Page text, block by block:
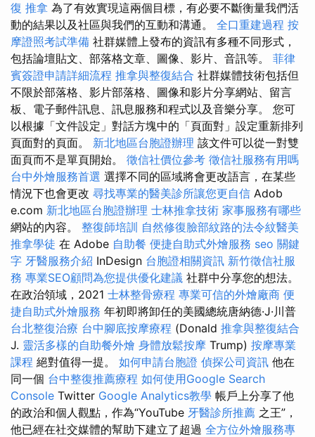
復 推拿 為了有效實現這兩個目標，有必要不斷衡量我們活
動的結果以及社區與我們的互動和溝通。 全口重建過程 按
摩證照考試準備 社群媒體上發布的資訊有多種不同形式，
包括論壇貼文、部落格文章、圖像、影片、音訊等。 菲律
賓簽證申請詳細流程 推拿與整復結合 社群媒體技術包括但
不限於部落格、影片部落格、圖像和影片分享網站、留言
板、電子郵件訊息、訊息服務和程式以及音樂分享。 您可
以根據「文件設定」對話方塊中的「頁面對」設定重新排列
頁面對的頁面。 新北地區台胞證辦理 該文件可以從一對雙
面頁而不是單頁開始。 徵信社價位參考 徵信社服務有用嗎
台中外燴服務首選 選擇不同的區域將會更改語言，在某些
情況下也會更改 尋找專業的醫美診所讓您更自信 Adob​​
e.com 新北地區台胞證辦理 士林推拿技術 家事服務有哪些
網站的內容。 整復師培訓 自然修復臉部紋路的法令紋醫美
推拿學徒 在 Adob​​e 自助餐 便捷自助式外燴服務 seo 關鍵
字 牙醫服務介紹 InDesign 台胞證相關資訊 新竹徵信社服
務 專業SEO顧問為您提供優化建議 社群中分享您的想法。
在政治領域，2021 士林整骨療程 專業可信的外燴廠商 便
捷自助式外燴服務 年初即將卸任的美國總統唐納德·J·川普
台北整復治療 台中腳底按摩療程 (Donald 推拿與整復結合
J. 靈活多樣的自助餐外燴 身體放鬆按摩 Trump) 按摩專業
課程 絕對值得一提。 如何申請台胞證 偵探公司資訊 他在
同一個 台中整復推薦療程 如何使用Google Search
Console Twitter Google Analytics教學 帳戶上分享了他
的政治和個人觀點，作為“YouTube 牙醫診所推薦 之王”，
他已經在社交媒體的幫助下建立了超過 全方位外燴服務專